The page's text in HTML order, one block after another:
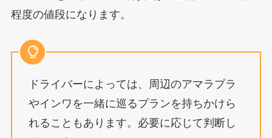
程度の値段になります。
ドライバーによっては、周辺のアマラプラ
やインワを一緒に巡るプランを持ちかけら
れることもあります。必要に応じて判断し